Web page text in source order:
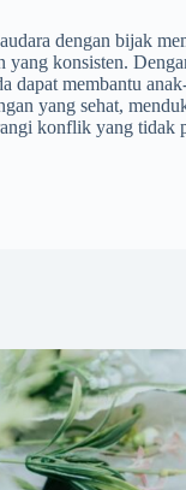
dengan bijak
yang konsisten.
dapat membantu
yang sehat,
konflik yang tidak